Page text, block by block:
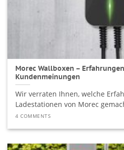
Morec Wallboxen –
Kundenmeinungen
Wir verraten Ihnen, welche
Ladestationen von Morec
4 COMMENTS